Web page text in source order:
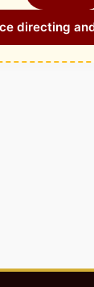
directing